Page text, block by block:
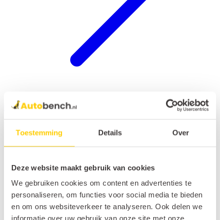
Toestemming Details Over
Deze website maakt gebruik van cookies
We gebruiken cookies om content en advertenties te
personaliseren, om functies voor social media te bieden
en om ons websiteverkeer te analyseren. Ook delen we
informatie over uw gebruik van onze site met onze
Hondenrek auto